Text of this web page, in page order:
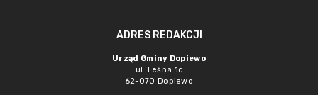
ADRES REDAKCJI
Urząd Gminy Dopiewo
ul. Leśna 1c
62-070 Dopiewo